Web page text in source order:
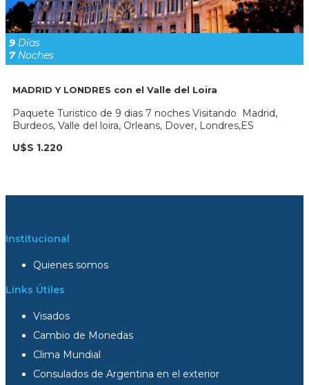
9 Días
7Noches
MADRID Y LONDRES con el Valle del Loira
Paquete Turistico de 9 dias 7 noches Visitando Madrid,
Burdeos, Valle del loira, Orleans, Dover, Londres,ES
U$S 1.220
Institucional
Quienes somos
Links Útiles
Visados
Cambio de Monedas
Clima Mundial
Consulados de Argentina en el exterior